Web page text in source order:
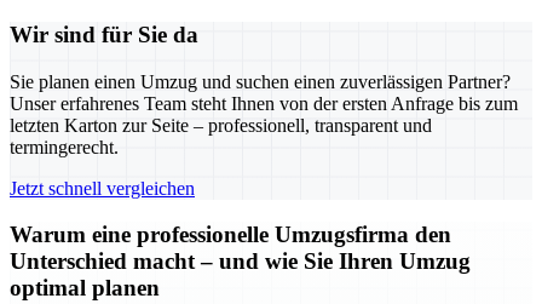
Wir sind für Sie da
Sie planen einen Umzug und suchen einen zuverlässigen Partner?
Unser erfahrenes Team steht Ihnen von der ersten Anfrage bis zum
letzten Karton zur Seite – professionell, transparent und
termingerecht.
Jetzt schnell vergleichen
Warum eine professionelle Umzugsfirma den
Unterschied macht – und wie Sie Ihren Umzug
optimal planen